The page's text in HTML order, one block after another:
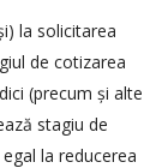
la solicitarea
de cotizarea
(precum și alte
stagiu de
la reducerea